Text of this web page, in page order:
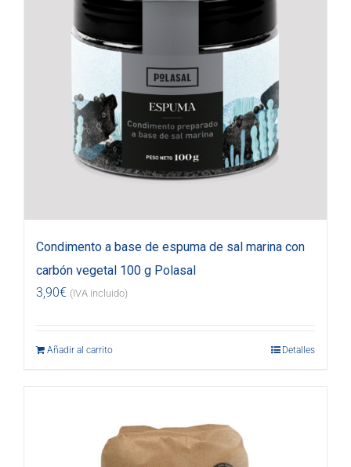
Condimento a base de espuma de sal marina con
carbón vegetal 100 g Polasal
3,90€ (IVA incluido)
Añadir al carrito Detalles